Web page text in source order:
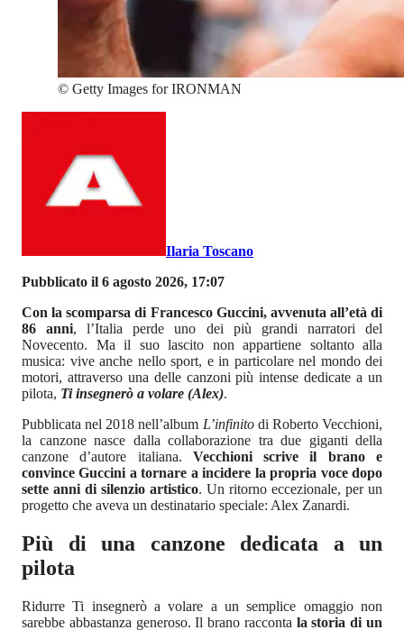
© Getty Images for IRONMAN
Ilaria Toscano
Pubblicato il 6 agosto 2026, 17:07
Con la scomparsa di Francesco Guccini, avvenuta all’età di
86 anni, l’Italia perde uno dei più grandi narratori del
Novecento. Ma il suo lascito non appartiene soltanto alla
musica: vive anche nello sport, e in particolare nel mondo dei
motori, attraverso una delle canzoni più intense dedicate a un
pilota, Ti insegnerò a volare (Alex).
Pubblicata nel 2018 nell’album L’infinitodi Roberto Vecchioni,
la canzone nasce dalla collaborazione tra due giganti della
canzone d’autore italiana. Vecchioni scrive il brano e
convince Guccini a tornare a incidere la propria voce dopo
sette anni di silenzio artistico. Un ritorno eccezionale, per un
progetto che aveva un destinatario speciale: Alex Zanardi.
Più di una canzone dedicata a un
pilota
Ridurre Ti insegnerò a volare a un semplice omaggio non
sarebbe abbastanza generoso. Il brano racconta la storia di un